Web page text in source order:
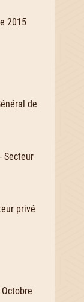
2015
de
Secteur
privé